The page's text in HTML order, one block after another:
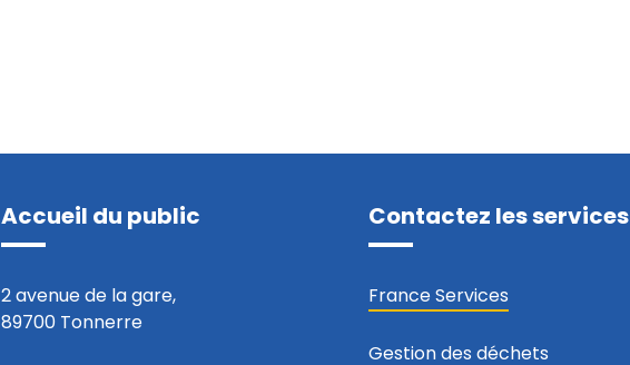
Accueil du public
2 avenue de la gare,
89700 Tonnerre
Contactez les services
France Services
Gestion des déchets